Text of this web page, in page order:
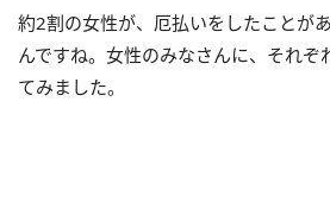
約2割の女性が、厄払いをしたことが
んですね。女性のみなさんに、それぞ
てみました。